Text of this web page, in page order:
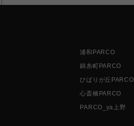
浦和PARCO
錦糸町PARCO
ひばりが丘PARCO
心斎橋PARCO
PARCO_ya上野